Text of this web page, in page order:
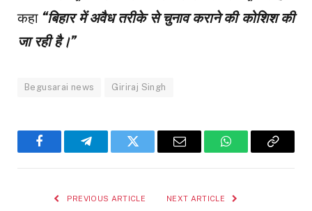
कहा “बिहार में अवैध तरीके से चुनाव कराने की कोशिश की
जा रही है।”
Begusarai news Giriraj Singh
FacebookTelegramTwitter Email WhatsAppCopy
PREVIOUS ARTICLE NEXT ARTICLE